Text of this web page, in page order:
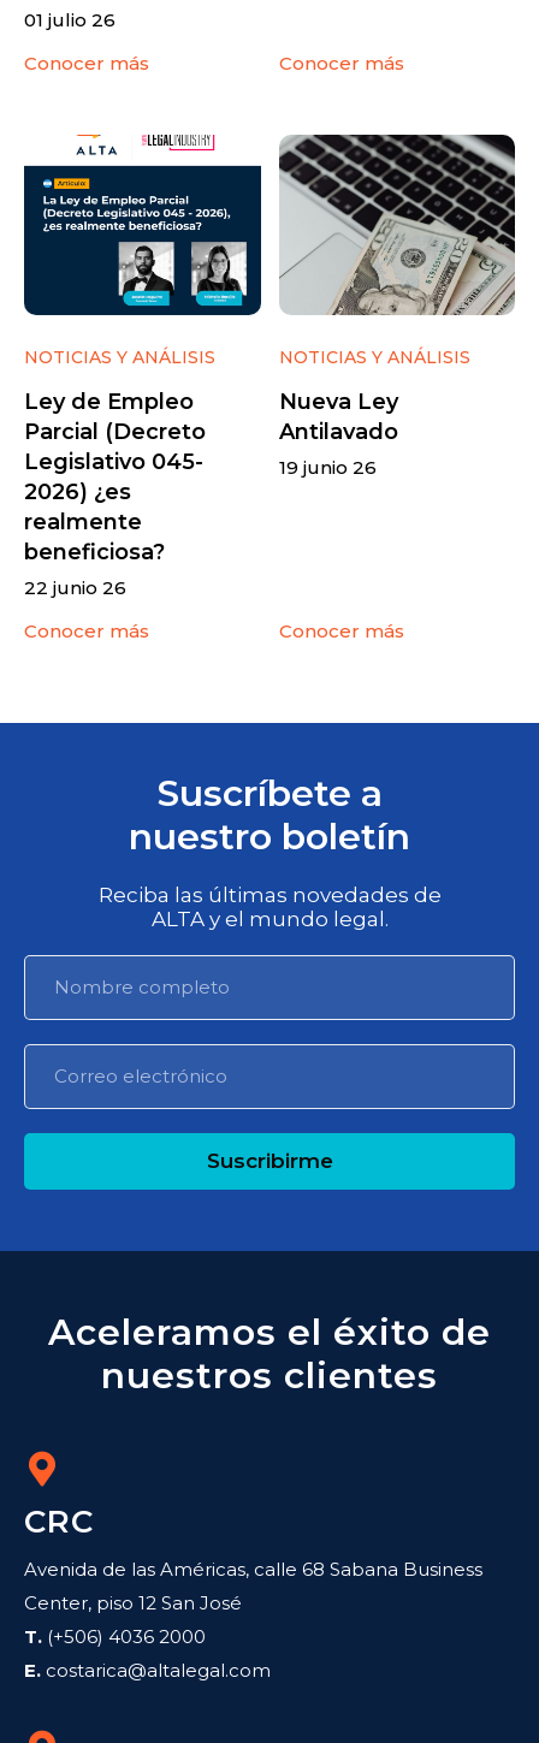
01 julio 26
Conocer más
Conocer más
NOTICIAS Y ANÁLISIS
Ley de Empleo
Parcial (Decreto
Legislativo 045-
2026) ¿es
realmente
beneficiosa?
22 junio 26
Conocer más
NOTICIAS Y ANÁLISIS
Nueva Ley
Antilavado
19 junio 26
Conocer más
Suscríbete a
nuestro boletín
Reciba las últimas novedades de
ALTA y el mundo legal.
Suscribirme
Aceleramos el éxito de
nuestros clientes
CRC
Avenida de las Américas, calle 68 Sabana Business
Center, piso 12 San José
T. (+506) 4036 2000
E. costarica@altalegal.com